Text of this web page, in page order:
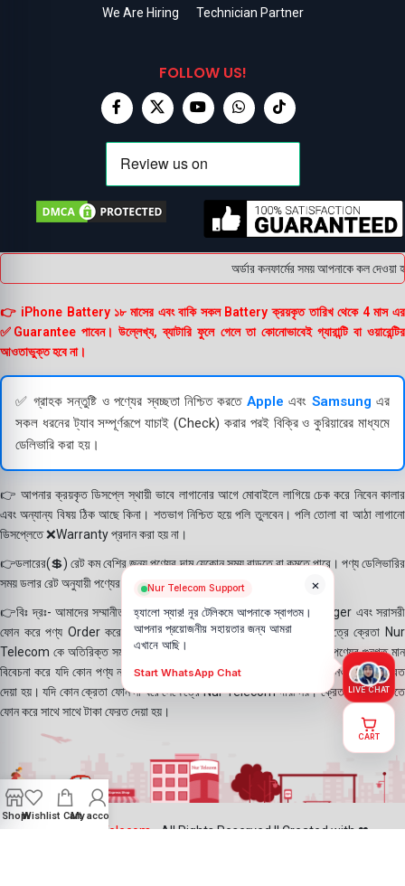
We Are Hiring
Technician Partner
FOLLOW US!
অর্ডার কনফার্মের সময় আপনাকে কল
👉 iPhone Battery ১৮ মাসের এবং বাকি সকল Battery ক্রয়কৃত তারিখ থেকে 4 মাস এর
✅Guarantee পাবেন। উল্লেখ্য, ব্যাটারি ফুলে গেলে তা কোনোভাবেই গ্যারান্টি বা ওয়ারেন্টির
আওতাভুক্ত হবে না।
✅ গ্রাহক সন্তুষ্টি ও পণ্যের স্বচ্ছতা নিশ্চিত করতে Apple এবং Samsung এর
সকল ধরনের ট্যাব সম্পূর্ণরূপে যাচাই (Check) করার পরই বিক্রি ও কুরিয়ারের মাধ্যমে
ডেলিভারি করা হয়।
👉 আপনার ক্রয়কৃত ডিসপ্লে স্থায়ী ভাবে লাগানোর আগে মোবাইলে লাগিয়ে চেক করে নিবেন কালার
এবং অন্যান্য বিষয় ঠিক আছে কিনা। শতভাগ নিশ্চিত হয়ে পলি তুলবেন। পলি তোলা বা আঠা লাগানো
ডিসপ্লেতে ❌Warranty প্রদান করা হয় না।
👉ডলারের(💲) রেট কম বেশির জন্য পণ্যের দাম যেকোন সময় বাড়তে বা কমতে পারে। পণ্য ডেলিভারির
সময় ডলার রেট অনুযায়ী পণ্যের দাম নির্ধারণ করা হয়।
👉বিঃ দ্রঃ- আমাদের সম্মানীত ক্রেতাগন Website, Whatsapp, Messenger এবং সরাসরী
ফোন করে পণ্য Order করে থাকে। যদি কোন পণ্য stock এ না থাকে সেক্ষেত্রে ক্রেতা Nur
Telecom কে অতিরিক্ত সময় দিয়েও পণ্যটি নিতে আগ্রহ প্রকাশ করে থাকেন। পণ্যের গুনগত মান
বিবেচনা করে যদি কোন পণ্য না দিতে পারি সেক্ষেত্রে ক্রেতাকে ফোন করে অগ্রিম নেওয়া টাকা ফেরত
দেয়া হয়। যদি কোন ক্রেতা ফোন না ধরে সেক্ষেত্রে Nur Telecom দায়ী নয়। ক্রেতা যদি পরবর্তীতে
ফোন করে সাথে সাথে টাকা ফেরত দেয়া হয়।
Nur Telecom- All Rights Reserved || Created with ❤
ShopWishlist CartMy account
×
Nur Telecom Support
হ্যালো স্যার! নূর টেলিকমে আপনাকে স্বাগতম।
আপনার প্রয়োজনীয় সহায়তার জন্য আমরা
এখানে আছি।
Start WhatsApp Chat
LIVE CHAT
CART